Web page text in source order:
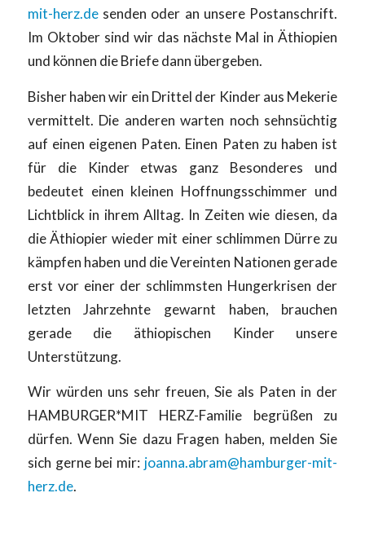
mit-herz.desenden oder an unsere Postanschrift.
Im Oktober sind wir das nächste Mal in Äthiopien
und können die Briefe dann übergeben.
Bisher haben wir ein Drittel der Kinder aus Mekerie
vermittelt. Die anderen warten noch sehnsüchtig
auf einen eigenen Paten. Einen Paten zu haben ist
für die Kinder etwas ganz Besonderes und
bedeutet einen kleinen Hoffnungsschimmer und
Lichtblick in ihrem Alltag. In Zeiten wie diesen, da
die Äthiopier wieder mit einer schlimmen Dürre zu
kämpfen haben und die Vereinten Nationen gerade
erst vor einer der schlimmsten Hungerkrisen der
letzten Jahrzehnte gewarnt haben, brauchen
gerade die äthiopischen Kinder unsere
Unterstützung.
Wir würden uns sehr freuen, Sie als Paten in der
HAMBURGER*MIT HERZ-Familie begrüßen zu
dürfen. Wenn Sie dazu Fragen haben, melden Sie
sich gerne bei mir: joanna.abram@hamburger-mit-
herz.de.